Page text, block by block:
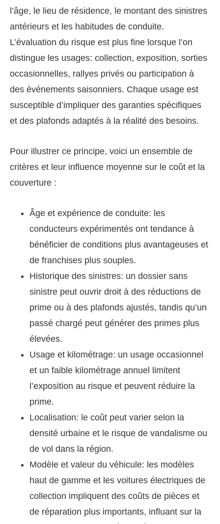
l’âge, le lieu de résidence, le montant des sinistres
antérieurs et les habitudes de conduite.
L’évaluation du risque est plus fine lorsque l’on
distingue les usages: collection, exposition, sorties
occasionnelles, rallyes privés ou participation à
des événements saisonniers. Chaque usage est
susceptible d’impliquer des garanties spécifiques
et des plafonds adaptés à la réalité des besoins.
Pour illustrer ce principe, voici un ensemble de
critères et leur influence moyenne sur le coût et la
couverture :
Âge et expérience de conduite: les
conducteurs expérimentés ont tendance à
bénéficier de conditions plus avantageuses et
de franchises plus souples.
Historique des sinistres: un dossier sans
sinistre peut ouvrir droit à des réductions de
prime ou à des plafonds ajustés, tandis qu’un
passé chargé peut générer des primes plus
élevées.
Usage et kilométrage: un usage occasionnel
et un faible kilométrage annuel limitent
l’exposition au risque et peuvent réduire la
prime.
Localisation: le coût peut varier selon la
densité urbaine et le risque de vandalisme ou
de vol dans la région.
Modèle et valeur du véhicule: les modèles
haut de gamme et les voitures électriques de
collection impliquent des coûts de pièces et
de réparation plus importants, influant sur la